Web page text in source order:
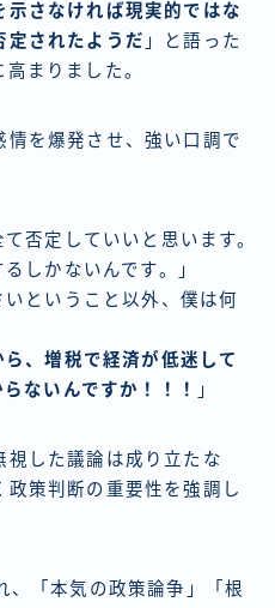
示さなければ現実的ではな
定されたようだ 」と語った
まりました。
情を爆発させ、強い口調で
否定していいと思います。
しかないんです。」
いということ以外、僕は何
ら、増税で経済が低迷して
ないんですか！！！
」
視した議論は成り立たな
策判断の重要性を強調し
、「本気の政策論争」「根